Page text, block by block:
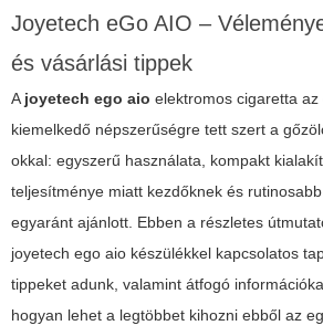
Joyetech eGo AIO –
és vásárlási tippek
Ajoyetech ego aio elektromos cigaretta az
kiemelkedő népszerűségre tett szert a
okkal: egyszerű használata, kompakt
teljesítménye miatt kezdőknek és
egyaránt ajánlott. Ebben a részletes
joyetech ego aio készülékkel kapcsolatos
tippeket adunk, valamint átfogó
hogyan lehet a legtöbbet kihozni ebből az